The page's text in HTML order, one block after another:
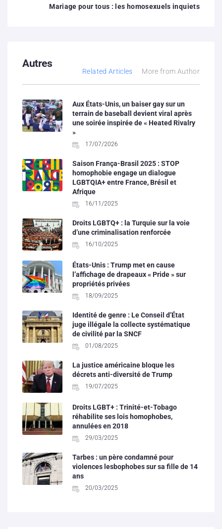
Mariage pour tous : les homosexuels inquiets
Autres
Related Articles More from Author
Aux États-Unis, un baiser gay sur un
terrain de baseball devient viral après
une soirée inspirée de « Heated Rivalry
»
17/07/2026
Saison França-Brasil 2025 : STOP
homophobie engage un dialogue
LGBTQIA+ entre France, Brésil et
Afrique
16/11/2025
Droits LGBTQ+ : la Turquie sur la voie
d’une criminalisation renforcée
16/10/2025
États-Unis : Trump met en cause
l’affichage de drapeaux « Pride » sur
propriétés privées
18/09/2025
Identité de genre : Le Conseil d’État
juge illégale la collecte systématique
de civilité par la SNCF
01/08/2025
La justice américaine bloque les
décrets anti-diversité de Trump
19/07/2025
Droits LGBT+ : Trinité-et-Tobago
réhabilite ses lois homophobes,
annulées en 2018
29/03/2025
Tarbes : un père condamné pour
violences lesbophobes sur sa fille de 14
ans
20/03/2025